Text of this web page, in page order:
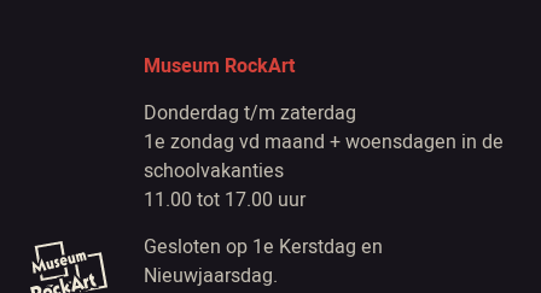
Museum RockArt
Donderdag t/m zaterdag
1e zondag vd maand + woensdagen in de
schoolvakanties
11.00 tot 17.00 uur
Gesloten op 1e Kerstdag en
Nieuwjaarsdag.